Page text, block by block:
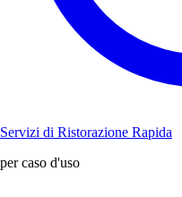
Servizi di Ristorazione Rapida
per caso d'uso